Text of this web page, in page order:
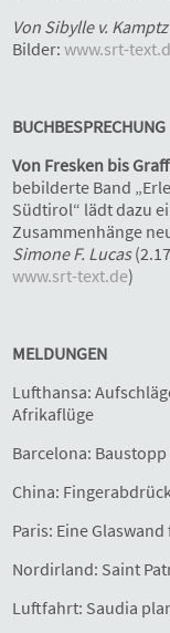
Von Sibylle v. Kamptz
Bilder:www.srt-
BUCHBESPRECHUNG
Von Fresken bis
bebilderte Band
Südtirol“ lädt dazu
Zusammenhänge
Simone F. Lucas
www.srt-text.de)
MELDUNGEN
Lufthansa:
Afrikaflüge
Barcelona:
China:
Paris: Eine
Nordirland: Saint
Luftfahrt: Saudia